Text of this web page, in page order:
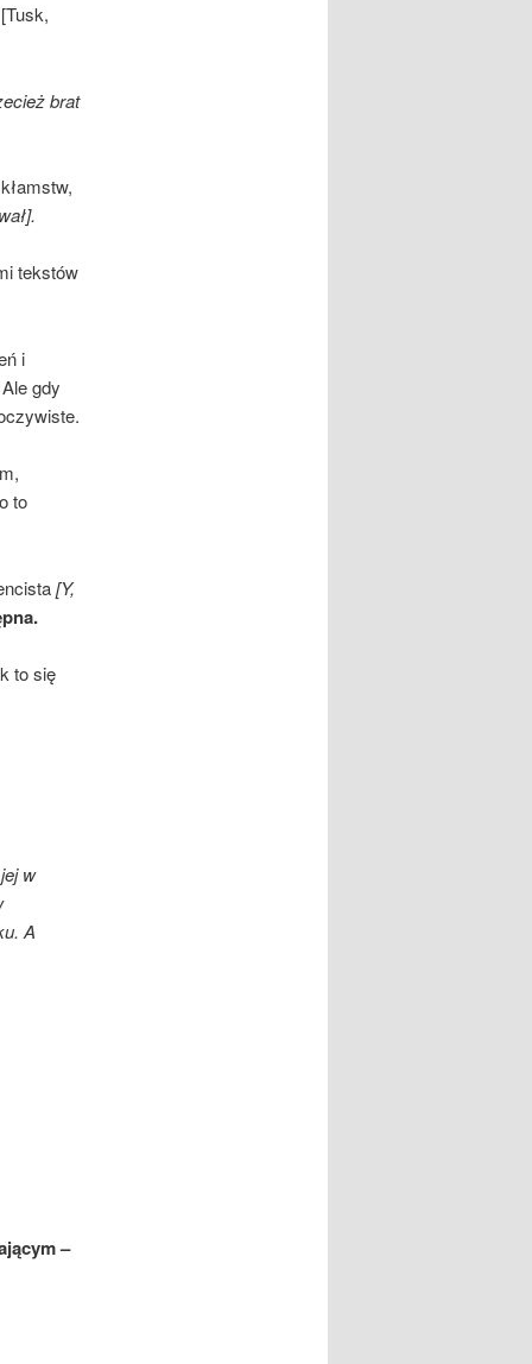
brat
tekstów
i
gdy
to
[Y,
to się
w
A
–